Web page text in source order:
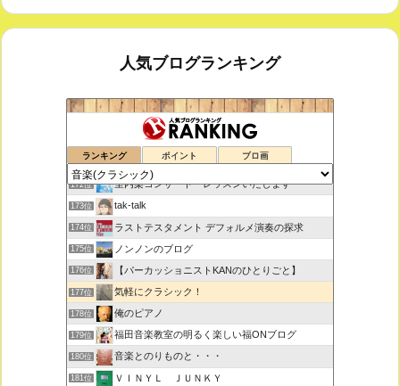
人気ブログランキング
ランキング ポイント ブロ画
鑑賞空間・忘れられない作品
171位 思えば遠くへ来たもんだ
172位 室内楽コンサート・レッスンいたします
173位 tak-talk
174位 ラストテスタメント デフォルメ演奏の探求
175位 ノンノンのブログ
176位 【パーカッショニストKANのひとりごと】
177位 気軽にクラシック！
178位 俺のピアノ
179位 福田音楽教室の明るく楽しい福ONブログ
180位 音楽とのりものと・・・
181位 ＶＩＮＹＬ ＪＵＮＫＹ